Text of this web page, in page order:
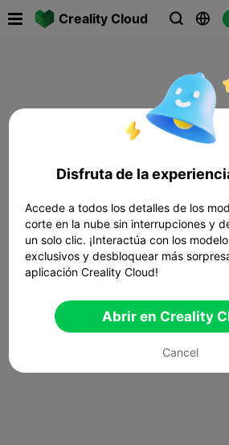
Creality Cloud  
Disfruta de la
Accede a todos los detalles de los
corte en la nube sin interrupciones y
un solo clic. ¡Interactúa con los
exclusivos y desbloquear más
aplicación Creality Cloud!
Abrir en Creality
Cancel